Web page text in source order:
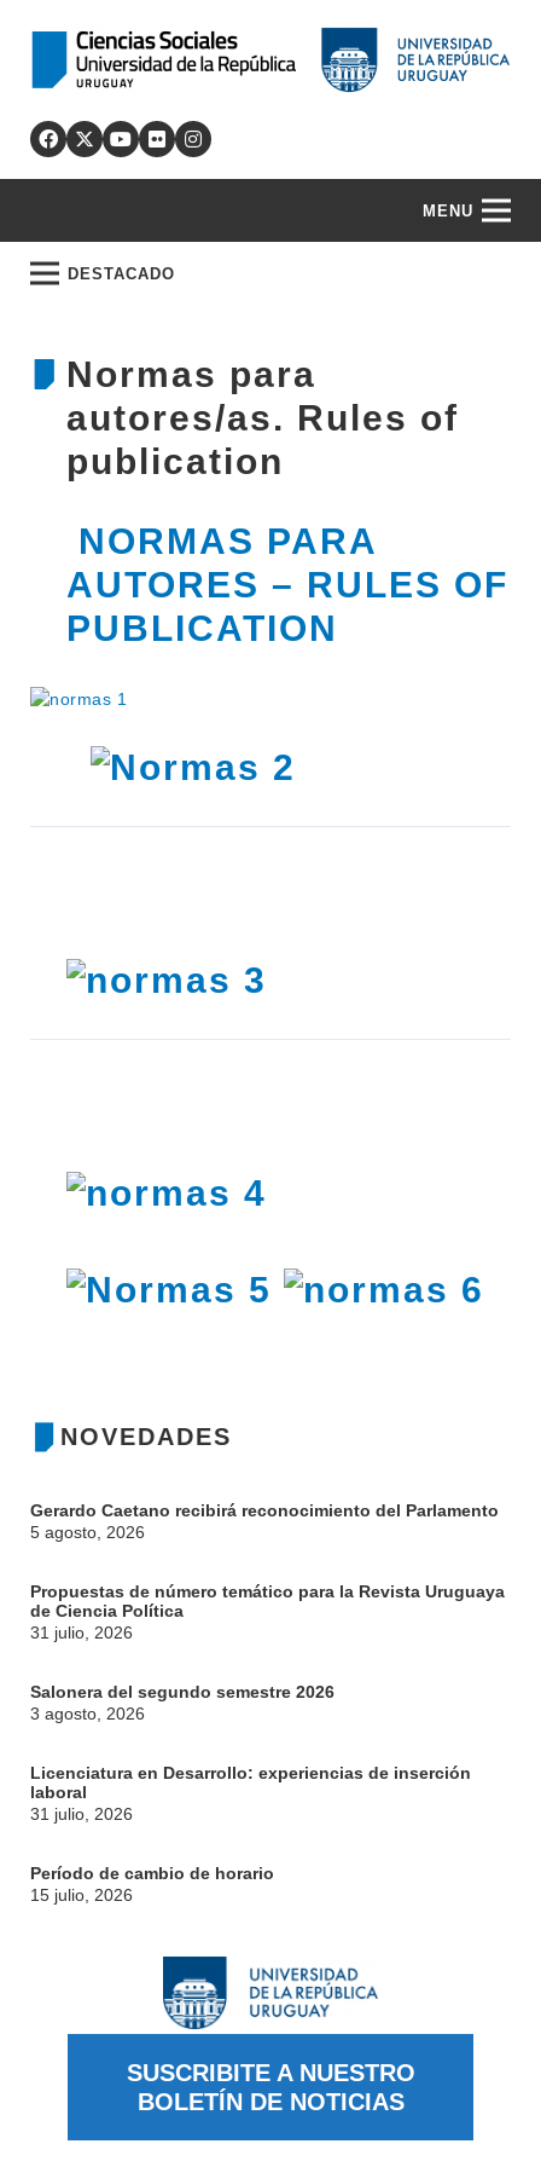
MENU
INSTITUCIONAL
EXTENSIÓN
LLAMADOS
DESTACADO
BEDELÍA
EVA FCS
EDUCACIÓN PERMANENTE
BIBLIOTECA
NOVEDADES
Gerardo Caetano recibirá reconocimiento del Parlamento
5 agosto, 2026
Propuestas de número temático para la Revista Uruguaya
de Ciencia Política
31 julio, 2026
Salonera del segundo semestre 2026
3 agosto, 2026
Licenciatura en Desarrollo: experiencias de inserción
laboral
31 julio, 2026
Período de cambio de horario
15 julio, 2026
Normas para
autores/as. Rules of
publication
NORMAS PARA
AUTORES – RULES OF
PUBLICATION
SUSCRIBITE A NUESTRO
BOLETÍN DE NOTICIAS